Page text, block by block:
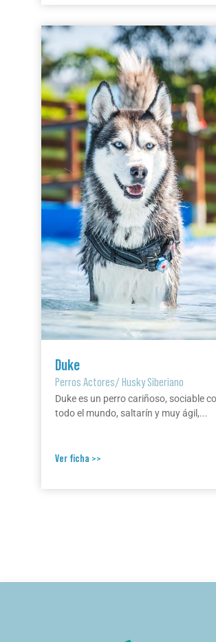
Duke
Perros Actores/Husky Siberiano
Duke es un perro cariñoso, sociable
todo el mundo, saltarín y muy ágil,...
Ver ficha >>